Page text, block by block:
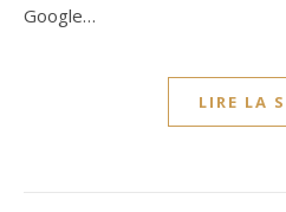
Google…
LIRE LA